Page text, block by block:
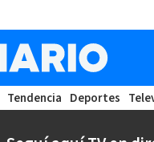
Tendencia Deportes